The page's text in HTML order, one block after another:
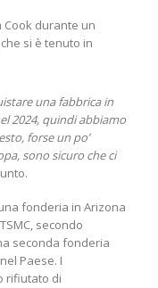
Cook durante un
che si è tenuto in
una fabbrica in
2024, quindi abbiamo
forse un po’
sono sicuro che ci
fonderia in Arizona
secondo
seconda fonderia
Paese. I
rifiutato di